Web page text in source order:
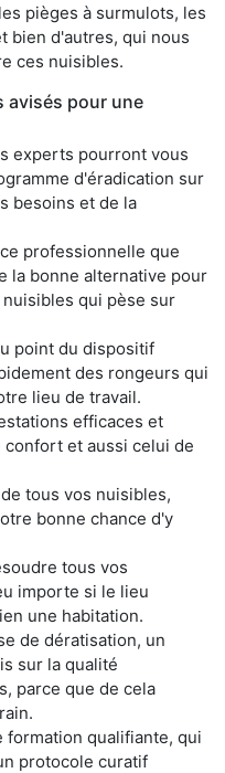
pièges à surmulots, les
bien d'autres, qui nous
ces nuisibles.
avisés pour une
experts pourront vous
d'éradication sur
besoins et de la
professionnelle que
la bonne alternative pour
qui pèse sur
point du dispositif
des rongeurs qui
lieu de travail.
efficaces et
et aussi celui de
tous vos nuisibles,
bonne chance d'y
tous vos
importe si le lieu
une habitation.
de dératisation, un
sur la qualité
parce que de cela
qualifiante, qui
protocole curatif